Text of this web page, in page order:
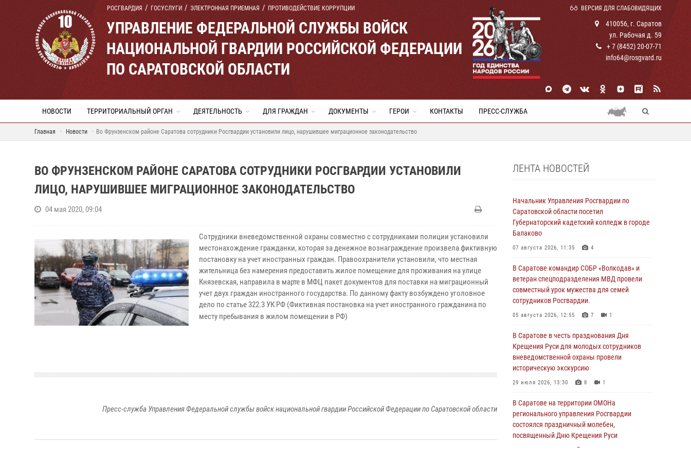
РОСГВАРДИЯ ГОСУСЛУГИ ЭЛЕКТРОННАЯ ПРИЕМНАЯ ПРОТИВОДЕЙСТВИЕ КОРРУПЦИИ ВЕРСИЯ ДЛЯ СЛАБОВИДЯЩИХ
УПРАВЛЕНИЕ ФЕДЕРАЛЬНОЙ СЛУЖБЫ ВОЙСК
НАЦИОНАЛЬНОЙ ГВАРДИИ РОССИЙСКОЙ ФЕДЕРАЦИИ
ПО САРАТОВСКОЙ ОБЛАСТИ
410056, г. Саратов
ул. Рабочая д. 59
+ 7 (8452) 20-07-71
info64@rosgvard.ru
НОВОСТИ ТЕРРИТОРИАЛЬНЫЙ ОРГАН ДЕЯТЕЛЬНОСТЬ ДЛЯ ГРАЖДАН ДОКУМЕНТЫ ГЕРОИ КОНТАКТЫ ПРЕСС-СЛУЖБА
Главная Новости Во Фрунзенском районе Саратова сотрудники Росгвардии установили лицо, нарушившее миграционное законодательство
ВО ФРУНЗЕНСКОМ РАЙОНЕ САРАТОВА СОТРУДНИКИ РОСГВАРДИИ УСТАНОВИЛИ
ЛИЦО, НАРУШИВШЕЕ МИГРАЦИОННОЕ ЗАКОНОДАТЕЛЬСТВО
04 мая 2020, 09:04
Сотрудники вневедомственной охраны совместно с сотрудниками полиции установили
местонахождение гражданки, которая за денежное вознаграждение произвела фиктивную
постановку на учет иностранных граждан. Правоохранители установили, что местная
жительница без намерения предоставить жилое помещение для проживания на улице
Князевская, направила в марте в МФЦ пакет документов для поставки на миграционный
учет двух граждан иностранного государства. По данному факту возбуждено уголовное
дело по статье 322.3 УК РФ (Фиктивная постановка на учет иностранного гражданина по
месту пребывания в жилом помещении в РФ)
Пресс-служба Управления Федеральной службы войск национальной гвардии Российской Федерации по Саратовской области
ЛЕНТА НОВОСТЕЙ
Начальник Управления Росгвардии по
Саратовской области посетил
Губернаторский кадетский колледж в городе
Балаково
07 августа 2026, 11:35 4
В Саратове командир СОБР «Волкодав» и
ветеран спецподразделения МВД провели
совместный урок мужества для семей
сотрудников Росгвардии.
05 августа 2026, 12:55 7 1
В Саратове в честь празднования Дня
Крещения Руси для молодых сотрудников
вневедомственной охраны провели
историческую экскурсию
29 июля 2026, 13:30 8 1
В Саратове на территории ОМОНа
регионального управления Росгвардии
состоялся праздничный молебен,
посвященный Дню Крещения Руси